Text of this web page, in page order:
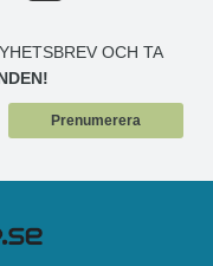
OCH TA
Prenumerera